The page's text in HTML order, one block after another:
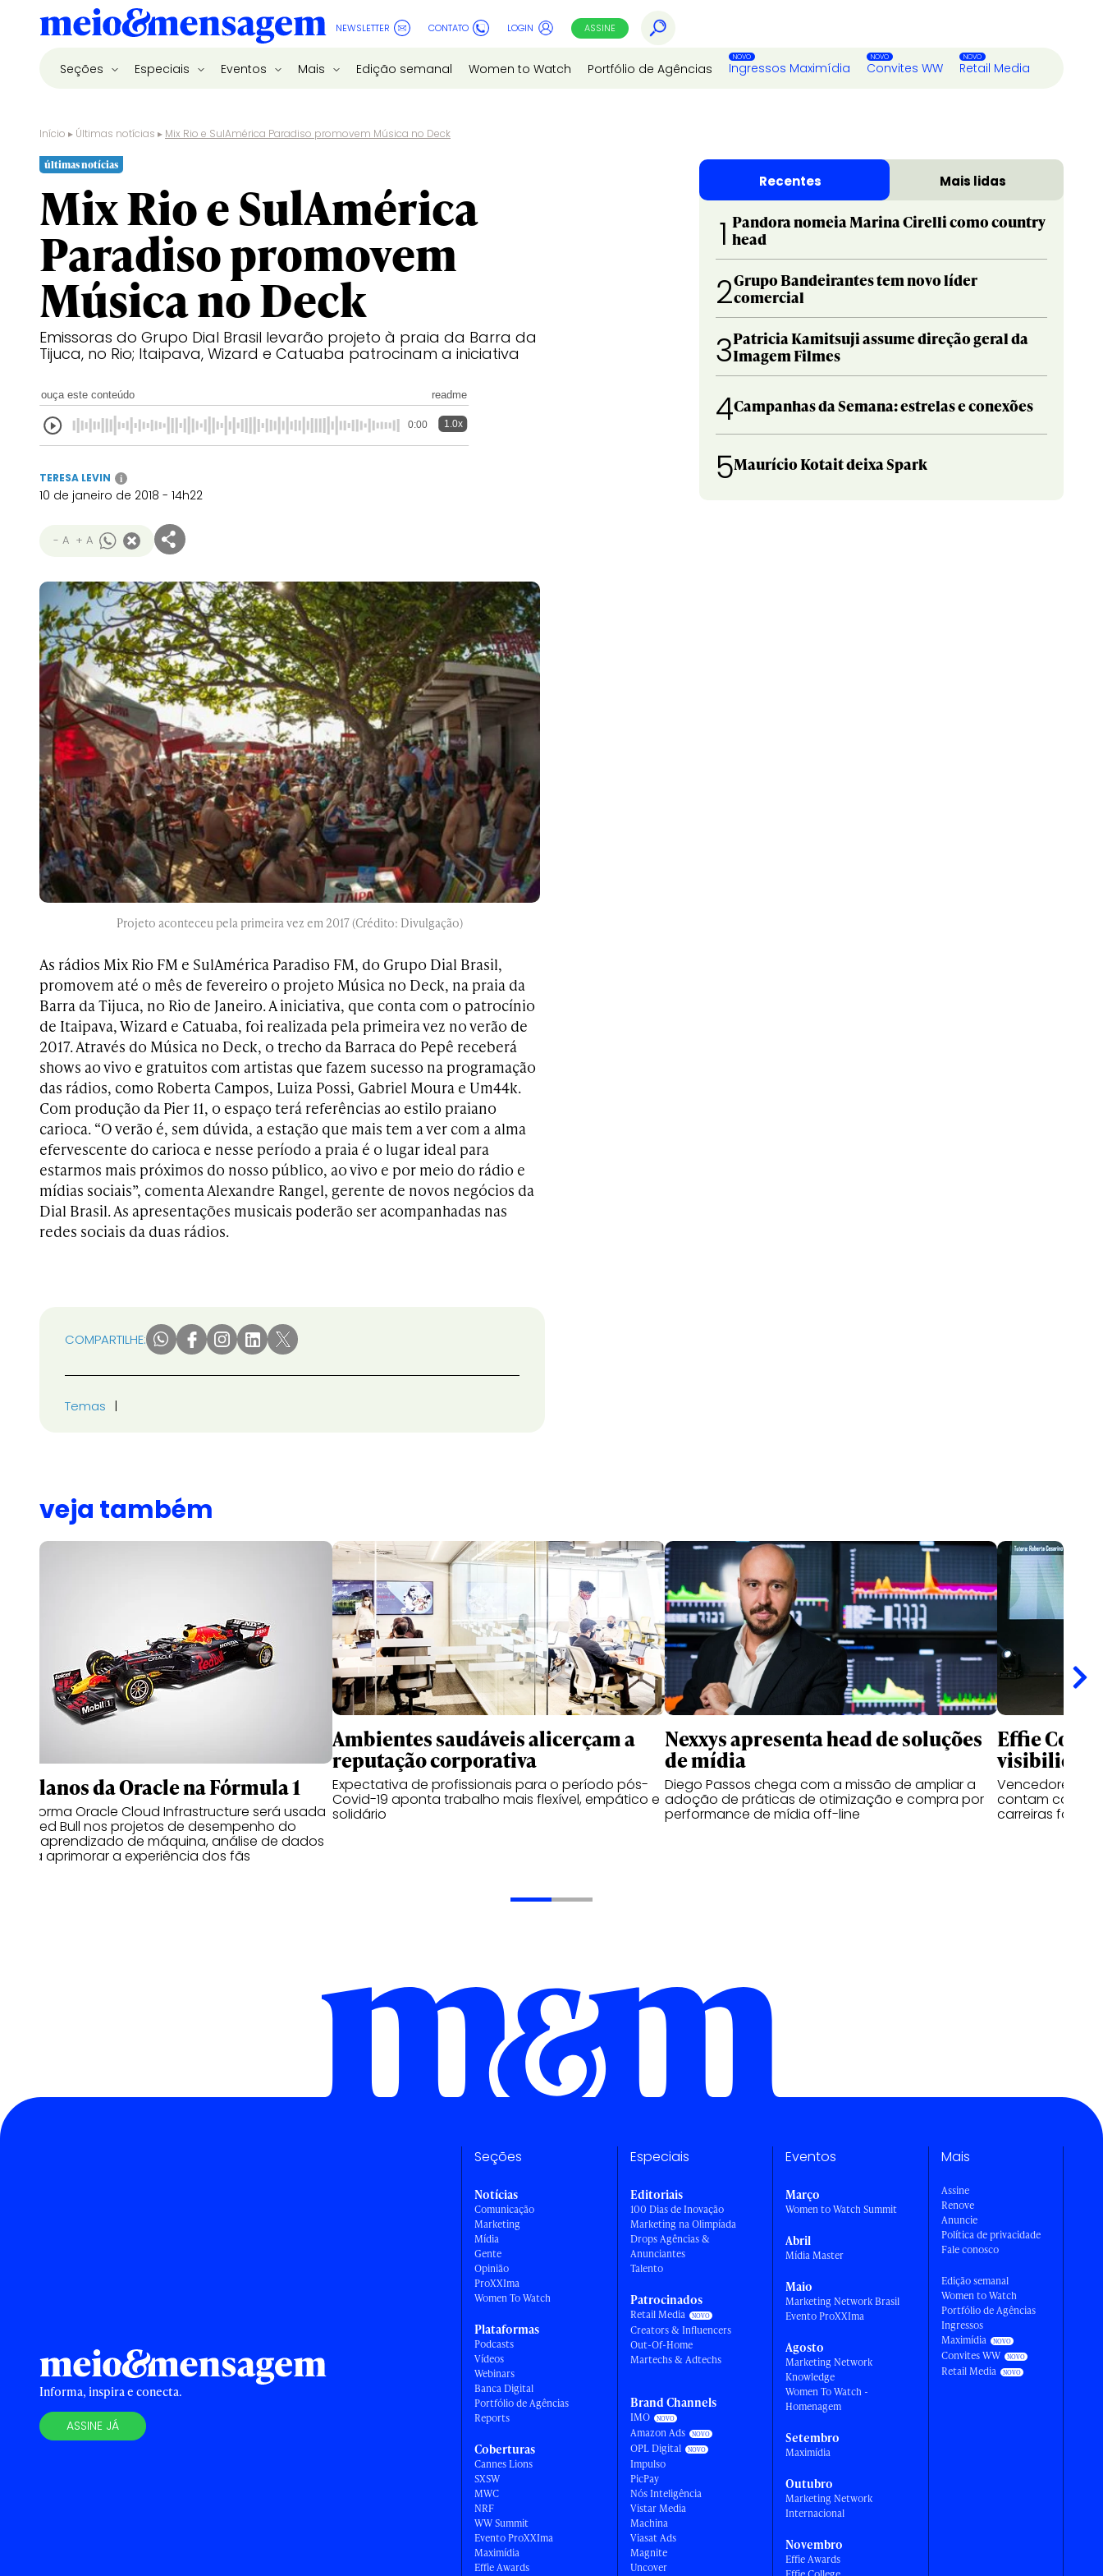
NEWSLETTER CONTATO LOGIN ASSINE
Seções Especiais Eventos Mais Edição semanal Women to Watch Portfólio de Agências Ingressos Maximídia Convites WW Retail Media
Início ▸ Últimas notícias ▸ Mix Rio e SulAmérica Paradiso promovem Música no Deck
últimas notícias
Mix Rio e SulAmérica
Paradiso promovem
Música no Deck
Emissoras do Grupo Dial Brasil levarão projeto à praia da Barra da
Tijuca, no Rio; Itaipava, Wizard e Catuaba patrocinam a iniciativa
ouça este conteúdo readme
0:00 1.0x
TERESA LEVIN i
10 de janeiro de 2018 - 14h22
- A + A
Projeto aconteceu pela primeira vez em 2017 (Crédito: Divulgação)
As rádios Mix Rio FM e SulAmérica Paradiso FM, do Grupo Dial Brasil,
promovem até o mês de fevereiro o projeto Música no Deck, na praia da
Barra da Tijuca, no Rio de Janeiro. A iniciativa, que conta com o patrocínio
de Itaipava, Wizard e Catuaba, foi realizada pela primeira vez no verão de
2017. Através do Música no Deck, o trecho da Barraca do Pepê receberá
shows ao vivo e gratuitos com artistas que fazem sucesso na programação
das rádios, como Roberta Campos, Luiza Possi, Gabriel Moura e Um44k.
Com produção da Pier 11, o espaço terá referências ao estilo praiano
carioca. “O verão é, sem dúvida, a estação que mais tem a ver com a alma
efervescente do carioca e nesse período a praia é o lugar ideal para
estarmos mais próximos do nosso público, ao vivo e por meio do rádio e
mídias sociais”, comenta Alexandre Rangel, gerente de novos negócios da
Dial Brasil. As apresentações musicais poderão ser acompanhadas nas
redes sociais da duas rádios.
COMPARTILHE:
Temas
Recentes Mais lidas
1 Pandora nomeia Marina Cirelli como country
head
2Grupo Bandeirantes tem novo líder
comercial
3Patricia Kamitsuji assume direção geral da
Imagem Filmes
4Campanhas da Semana: estrelas e conexões
5Maurício Kotait deixa Spark
veja também
Os planos da Oracle na Fórmula 1
Plataforma Oracle Cloud Infrastructure será usada
pela Red Bull nos projetos de desempenho do
carro, aprendizado de máquina, análise de dados
e para aprimorar a experiência dos fãs
Ambientes saudáveis alicerçam a
reputação corporativa
Expectativa de profissionais para o período pós-
Covid-19 aponta trabalho mais flexível, empático e
solidário
Nexxys apresenta head de soluções
de mídia
Diego Passos chega com a missão de ampliar a
adoção de práticas de otimização e compra por
performance de mídia off-line
Effie
Vencedores
contam como
carreiras fora
Informa, inspira e conecta.
ASSINE JÁ
Seções
Notícias
Comunicação
Marketing
Mídia
Gente
Opinião
ProXXIma
Women To Watch
Plataformas
Podcasts
Vídeos
Webinars
Banca Digital
Portfólio de Agências
Reports
Coberturas
Cannes Lions
SXSW
MWC
NRF
WW Summit
Evento ProXXIma
Maximídia
Effie Awards
Especiais
Editoriais
100 Dias de Inovação
Marketing na Olimpíada
Drops Agências &
Anunciantes
Talento
Patrocinados
Retail Media
Creators & Influencers
Out-Of-Home
Martechs & Adtechs
Brand Channels
IMO
Amazon Ads
OPL Digital
Impulso
PicPay
Nós Inteligência
Vistar Media
Machina
Viasat Ads
Magnite
Uncover
Eventos
Março
Women to Watch Summit
Abril
Mídia Master
Maio
Marketing Network Brasil
Evento ProXXIma
Agosto
Marketing Network
Knowledge
Women To Watch -
Homenagem
Setembro
Maximídia
Outubro
Marketing Network
Internacional
Novembro
Effie Awards
Mais
Assine
Renove
Anuncie
Política de privacidade
Fale conosco
Edição semanal
Women to Watch
Portfólio de Agências
Ingressos
Maximídia
Convites WW
Retail Media